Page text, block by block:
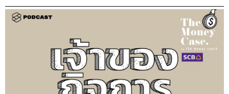
การหยุดชำระในระบบ ถ้าธนาคารไม่ยอมเจรจาช่วยเหลือลูก
หนี้ตั้งแต่ต้น จุดนี้จะมาถึงแน่นอนไม่วันใดก็วันหนึ่ง เพราะคน
เป็นหนี้อาการหนักจะไม่ได้เป็นหนี้ที่ใดที่เดียว แต่ส่วนใหญ่จะ
เปิดบัตรวนไปเรื่อยๆ และถามตัวเองว่าที่ไหนยังเปิดบัตรและ
สร้างเครดิตได้ หนี้จะพอกไปเรื่อยๆ รายรับของเขาจะห่างจาก
รายจ่ายเยอะมาก และจะไปถึงจุดที่หยุดชำระอยู่ดี